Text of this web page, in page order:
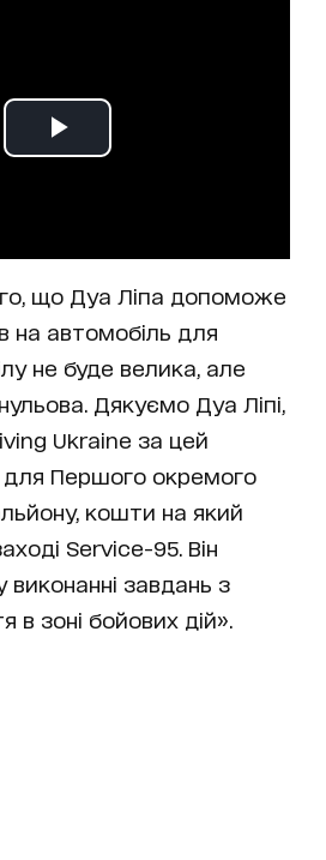
що Дуа Ліпа допоможе
на автомобіль для
не буде велика, але
Дякуємо Дуа Ліпі,
Ukraine за цей
для Першого окремого
кошти на який
Service-95. Він
завдань з
в зоні бойових дій».